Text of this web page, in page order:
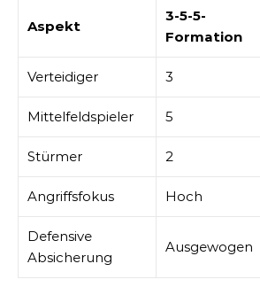
Aspekt
3-5-5-
Formation
Verteidiger 3
Mittelfeldspieler 5
Stürmer 2
Angriffsfokus Hoch
Defensive
Absicherung
Ausgewogen